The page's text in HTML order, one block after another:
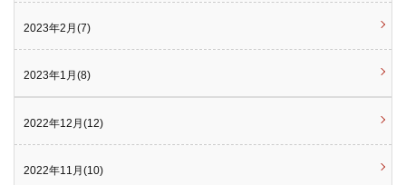
2023年2月(7)
2023年1月(8)
2022年12月(12)
2022年11月(10)